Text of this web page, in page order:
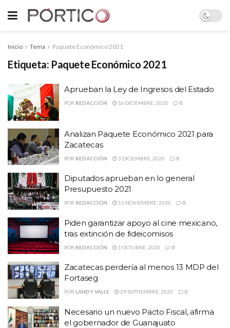
Inicio Tema Paquete Económico 2021
Etiqueta: Paquete Económico 2021
Aprueban la Ley de Ingresos del Estado
POR REDACCIÓN 16 DICIEMBRE, 2020 0
Analizan Paquete Económico 2021 para
Zacatecas
POR REDACCIÓN 3 DICIEMBRE, 2020 0
Diputados aprueban en lo general
Presupuesto 2021
POR REDACCIÓN 11 NOVIEMBRE, 2020 0
Piden garantizar apoyo al cine mexicano,
tras extinción de fideicomisos
POR REDACCIÓN 1 OCTUBRE, 2020 0
Zacatecas perdería al menos 13 MDP del
Fortaseg
POR LANDY VALLE 29 SEPTIEMBRE, 2020 0
Necesario un nuevo Pacto Fiscal, afirma
el gobernador de Guanajuato